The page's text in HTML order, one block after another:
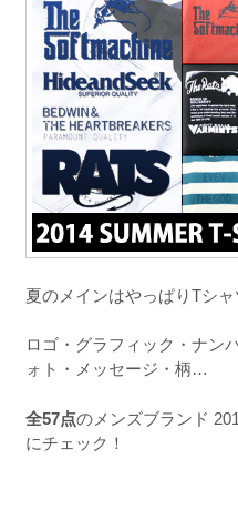
夏のメインはやっぱりTシャ
ロゴ・グラフィック・ナン
ォト・メッセージ・柄…
全57点のメンズブランド
にチェック！